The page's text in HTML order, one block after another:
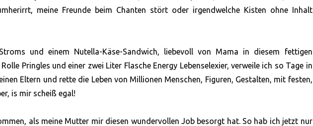
meine Freunde beim Chanten stört oder irgendwelche Kisten ohne Inhalt
und einem Nutella-Käse-Sandwich, liebevoll von Mama in diesem fettigen
Pringles und einer zwei Liter Flasche Energy Lebenselexier, verweile ich so Tage in
Eltern und rette die Leben von Millionen Menschen, Figuren, Gestalten, mit festen,
is mir scheiß egal!
als meine Mutter mir diesen wundervollen Job besorgt hat. So hab ich jetzt nur